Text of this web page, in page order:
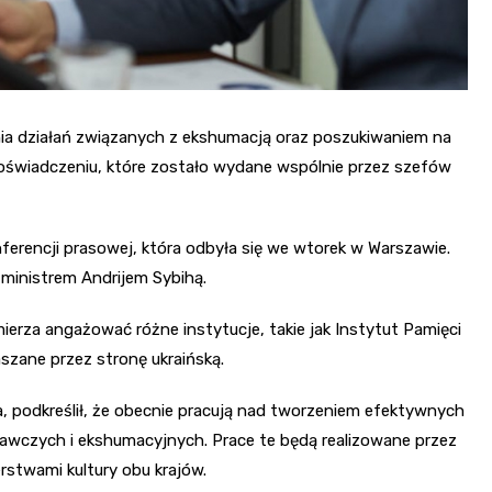
działań związanych z ekshumacją oraz poszukiwaniem na
które zostało wydane wspólnie przez szefów
prasowej, która odbyła się we wtorek w Warszawie.
Andrijem Sybihą.
angażować różne instytucje, takie jak Instytut Pamięci
przez stronę ukraińską.
podkreślił, że obecnie pracują nad tworzeniem efektywnych
i ekshumacyjnych. Prace te będą realizowane przez
kultury obu krajów.